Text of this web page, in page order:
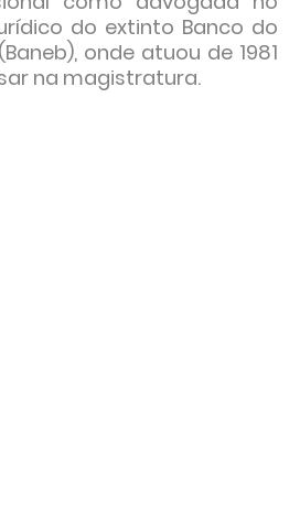
do extinto Banco do
onde atuou de 1981
na magistratura.